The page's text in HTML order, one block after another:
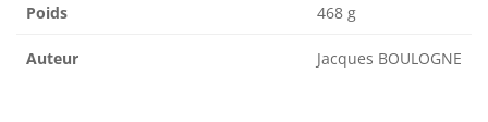
Poids 468 g
Auteur Jacques BOULOGNE